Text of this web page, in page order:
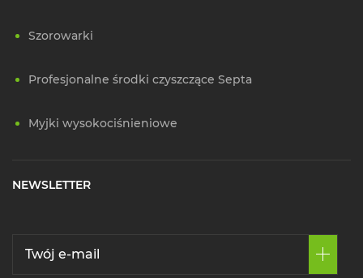
Szorowarki
Profesjonalne środki czyszczące Septa
Myjki wysokociśnieniowe
NEWSLETTER